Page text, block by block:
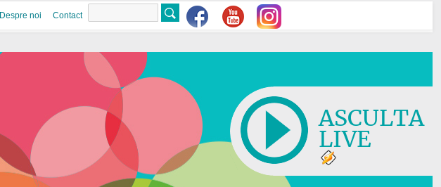
Despre noi Contact
ASCULTA
LIVE